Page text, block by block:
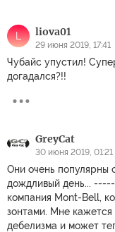
L liova01
29 июня 2019, 17:41
Чубайс упустил!
догадался?!!
GreyCat
30 июня 2019, 01:21
Они очень популярны
дождливый день...
компания Mont-Bell,
зонтами. Мне кажется
дебелизма и может